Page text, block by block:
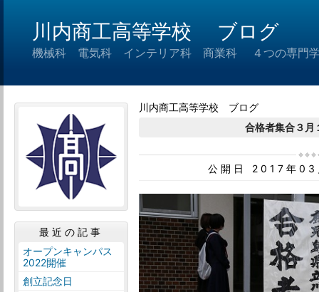
川内商工高等学校 ブログ
機械科 電気科 インテリア科 商業科 ４つの専門学
川内商工高等学校 ブログ
合格者集合３月
公開日 2017年
最近の記事
オープンキャンパス
2022開催
創立記念日